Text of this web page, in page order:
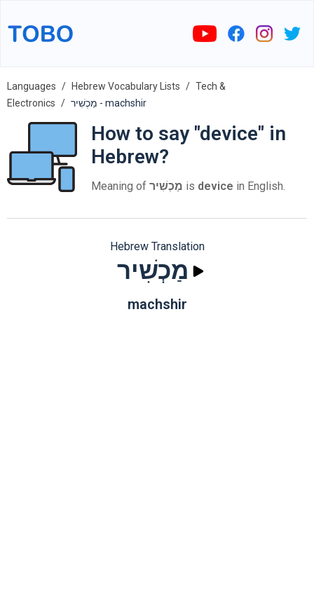
Languages Hebrew Vocabulary Lists
Tech &
Electronics
מַכְשִׁיר - machshir
How to say "device" in
Hebrew?
Meaning of מַכְשִׁיר is device in English.
Hebrew Translation
מַכְשִׁיר
machshir